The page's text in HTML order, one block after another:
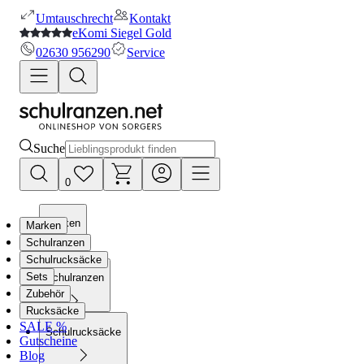
Umtauschrecht
Kontakt
eKomi Siegel Gold
02630 956290
Service
Suche
0
Marken
Schulranzen
Schulrucksäcke
Marken
Schulranzen
Schulrucksäcke
Sets
Zubehör
Rucksäcke
SALE %
Gutscheine
Blog